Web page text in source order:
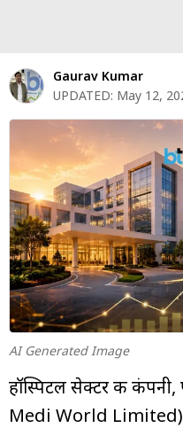
शेयर
बाज़ार
बिजनेस
वीडियो
म्यूचुअल
फंड
Gaurav Kumar
UPDATED: May 12,
AI Generated Image
हॉस्पिटल सेक्टर की कंपनी,
Medi World Limited)